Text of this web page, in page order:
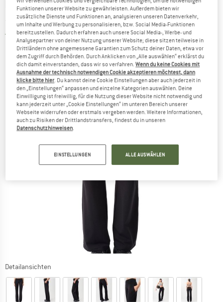
MANDALA -Women's Wild Leg Workout Pants
- Trainingshose
5,0(1)
Detailansichten
Funktionen unserer Website zu gewährleisten. Außerdem bieten wir
zusätzliche Dienste und Funktionen an, analysieren unseren Datenverkehr,
um Inhalte und Werbung zu personalisieren, bzw. Social Media-Funktionen
bereitzustellen. Dadurch erfahren auch unsere Social Media-, Werbe- und
Analysepartner von deiner Nutzung unserer Website; diese sitzen teilweise in
Drittländern ohne angemessene Garantien zum Schutz deiner Daten, etwa vor
dem Zugriff durch Behörden. Durch Anklicken von „Alle auswählen“ erklärst du
dich damit einverstanden, dass wir so verfahren.Wenn du keine Cookies mit
Ausnahme der technisch notwendigen Cookie akzeptieren möchtest, dann
klicke bitte hier. Du kannst deine Cookie Einstellungen aber auch jederzeit in
den „Einstellungen“ anpassen und einzelne Kategorien auswählen. Deine
Einwilligung ist freiwillig, für die Nutzung dieser Website nicht notwendig und
kann jederzeit unter „Cookie Einstellungen“ im unteren Bereich unserer
Webseite widerrufen oder erstmals vergeben werden. Weitere Informationen,
auch zu Risiken der Drittlandstransfers, findest du in unseren
Datenschutzhinweisen.
EINSTELLUNGEN ALLE AUSWÄHLEN